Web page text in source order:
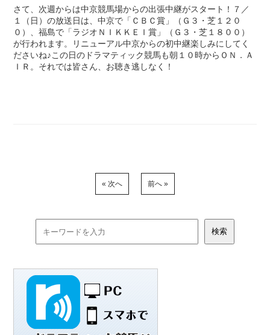
さて、次週からは中京競馬場からの出張中継がスタート！７／
１（日）の放送日は、中京で「ＣＢＣ賞」（Ｇ３・芝１２０
０）、福島で「ラジオＮＩＫＫＥＩ賞」（Ｇ３・芝１８００）
が行われます。リニューアル中京からの初中継楽しみにしてく
ださいね♪この日のドラマティック競馬も朝１０時からＯＮ．Ａ
ＩＲ。それでは皆さん、お聴き逃しなく！
« 次へ 前へ »